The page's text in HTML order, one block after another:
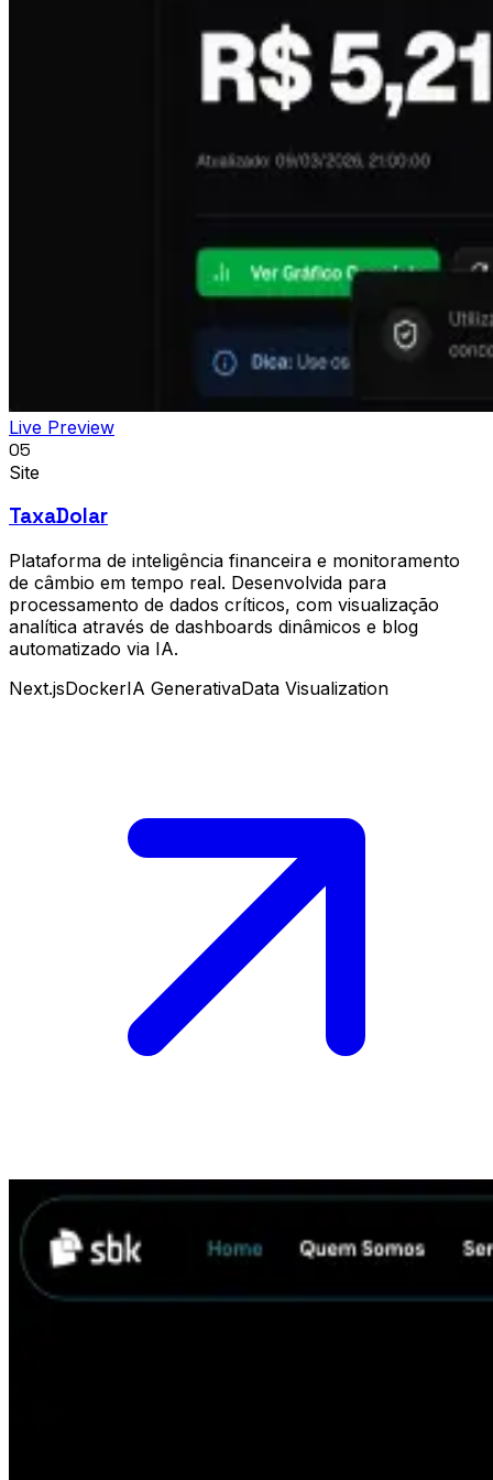
Live Preview
05
Site
TaxaDolar
Plataforma de inteligência financeira e monitoramento
de câmbio em tempo real. Desenvolvida para
processamento de dados críticos, com visualização
analítica através de dashboards dinâmicos e blog
automatizado via IA.
Next.jsDockerIA GenerativaData Visualization